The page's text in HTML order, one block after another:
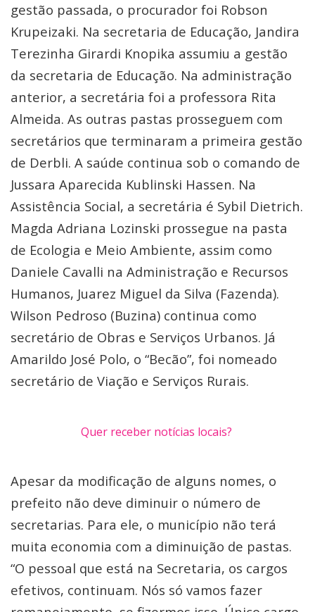
gestão passada, o procurador foi Robson
Krupeizaki. Na secretaria de Educação, Jandira
Terezinha Girardi Knopika assumiu a gestão
da secretaria de Educação. Na administração
anterior, a secretária foi a professora Rita
Almeida. As outras pastas prosseguem com
secretários que terminaram a primeira gestão
de Derbli. A saúde continua sob o comando de
Jussara Aparecida Kublinski Hassen. Na
Assistência Social, a secretária é Sybil Dietrich.
Magda Adriana Lozinski prossegue na pasta
de Ecologia e Meio Ambiente, assim como
Daniele Cavalli na Administração e Recursos
Humanos, Juarez Miguel da Silva (Fazenda).
Wilson Pedroso (Buzina) continua como
secretário de Obras e Serviços Urbanos. Já
Amarildo José Polo, o “Becão”, foi nomeado
secretário de Viação e Serviços Rurais.
Quer receber notícias locais?
Apesar da modificação de alguns nomes, o
prefeito não deve diminuir o número de
secretarias. Para ele, o município não terá
muita economia com a diminuição de pastas.
“O pessoal que está na Secretaria, os cargos
efetivos, continuam. Nós só vamos fazer